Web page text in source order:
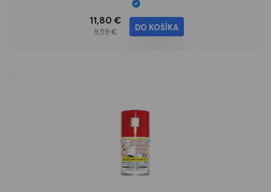
11,80 €
9,59 € DO KOŠÍKA